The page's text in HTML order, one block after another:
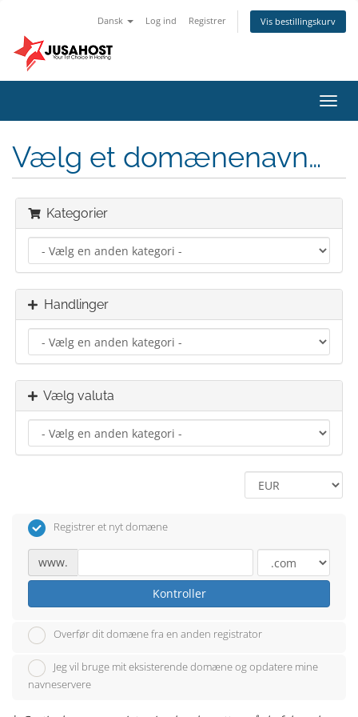
Dansk Log ind Registrer Vis bestillingskurv
Skift
Vælg et domænenavn…
Kategorier
Handlinger
Vælg valuta
Registrer et nyt domæne
www.
Kontroller
Overfør dit domæne fra en anden registrator
Jeg vil bruge mit eksisterende domæne og opdatere mine
navneservere